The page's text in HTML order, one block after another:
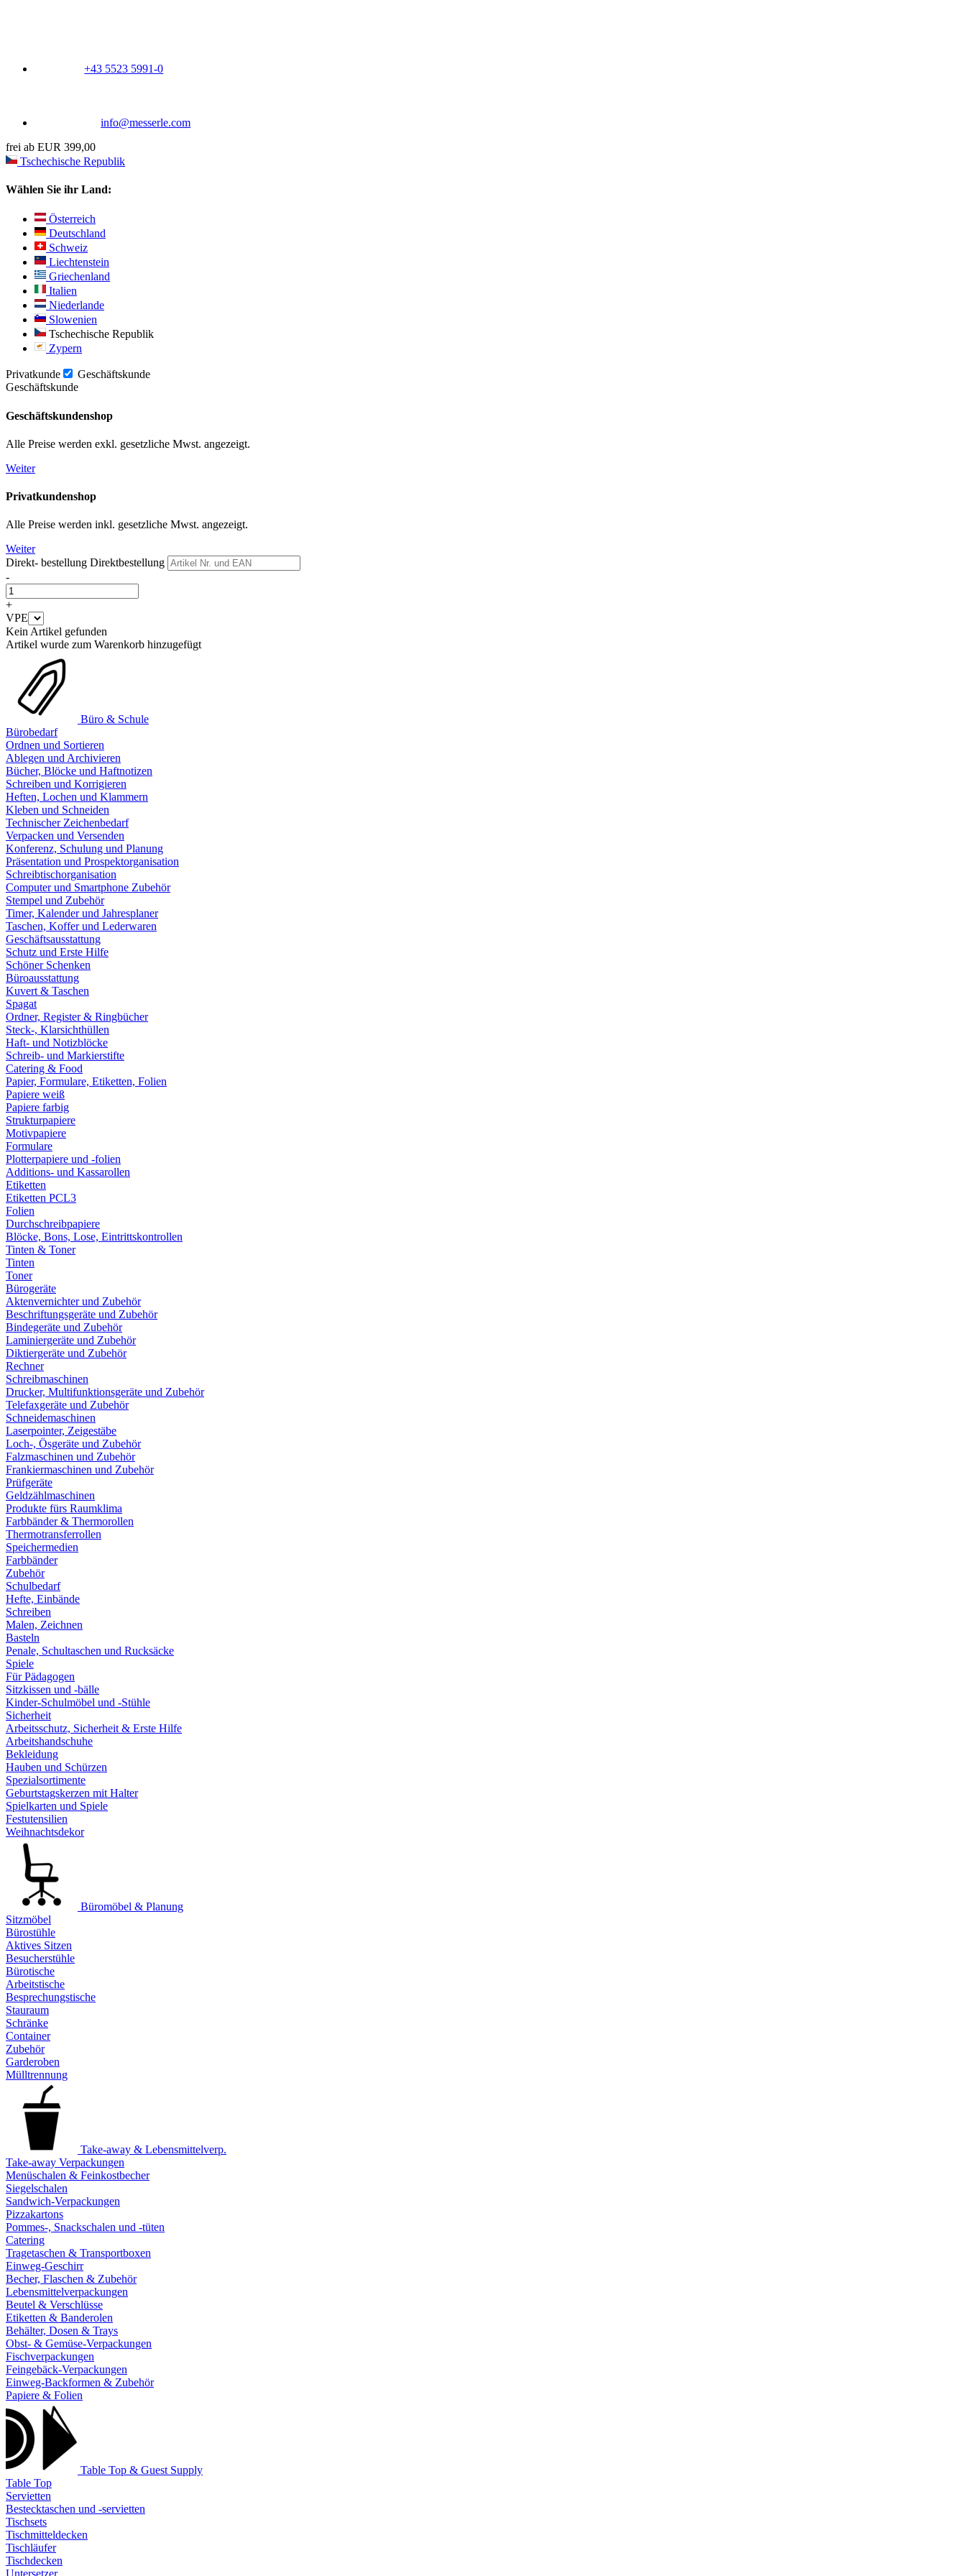
+43 5523 5991-0
info@messerle.com
frei ab EUR 399,00
Tschechische Republik
Wählen Sie ihr Land:
Österreich
Deutschland
Schweiz
Liechtenstein
Griechenland
Italien
Niederlande
Slowenien
Tschechische Republik
Zypern
Privatkunde
Geschäftskunde
Geschäftskunde
Geschäftskundenshop
Alle Preise werden exkl. gesetzliche Mwst. angezeigt.
Weiter
Privatkundenshop
Alle Preise werden inkl. gesetzliche Mwst. angezeigt.
Weiter
Direkt- bestellung Direktbestellung
-
+
VPE
Kein Artikel gefunden
Artikel wurde zum Warenkorb hinzugefügt
Büro & Schule
Bürobedarf
Ordnen und Sortieren
Ablegen und Archivieren
Bücher, Blöcke und Haftnotizen
Schreiben und Korrigieren
Heften, Lochen und Klammern
Kleben und Schneiden
Technischer Zeichenbedarf
Verpacken und Versenden
Konferenz, Schulung und Planung
Präsentation und Prospektorganisation
Schreibtischorganisation
Computer und Smartphone Zubehör
Stempel und Zubehör
Timer, Kalender und Jahresplaner
Taschen, Koffer und Lederwaren
Geschäftsausstattung
Schutz und Erste Hilfe
Schöner Schenken
Büroausstattung
Kuvert & Taschen
Spagat
Ordner, Register & Ringbücher
Steck-, Klarsichthüllen
Haft- und Notizblöcke
Schreib- und Markierstifte
Catering & Food
Papier, Formulare, Etiketten, Folien
Papiere weiß
Papiere farbig
Strukturpapiere
Motivpapiere
Formulare
Plotterpapiere und -folien
Additions- und Kassarollen
Etiketten
Etiketten PCL3
Folien
Durchschreibpapiere
Blöcke, Bons, Lose, Eintrittskontrollen
Tinten & Toner
Tinten
Toner
Bürogeräte
Aktenvernichter und Zubehör
Beschriftungsgeräte und Zubehör
Bindegeräte und Zubehör
Laminiergeräte und Zubehör
Diktiergeräte und Zubehör
Rechner
Schreibmaschinen
Drucker, Multifunktionsgeräte und Zubehör
Telefaxgeräte und Zubehör
Schneidemaschinen
Laserpointer, Zeigestäbe
Loch-, Ösgeräte und Zubehör
Falzmaschinen und Zubehör
Frankiermaschinen und Zubehör
Prüfgeräte
Geldzählmaschinen
Produkte fürs Raumklima
Farbbänder & Thermorollen
Thermotransferrollen
Speichermedien
Farbbänder
Zubehör
Schulbedarf
Hefte, Einbände
Schreiben
Malen, Zeichnen
Basteln
Penale, Schultaschen und Rucksäcke
Spiele
Für Pädagogen
Sitzkissen und -bälle
Kinder-Schulmöbel und -Stühle
Sicherheit
Arbeitsschutz, Sicherheit & Erste Hilfe
Arbeitshandschuhe
Bekleidung
Hauben und Schürzen
Spezialsortimente
Geburtstagskerzen mit Halter
Spielkarten und Spiele
Festutensilien
Weihnachtsdekor
Büromöbel & Planung
Sitzmöbel
Bürostühle
Aktives Sitzen
Besucherstühle
Bürotische
Arbeitstische
Besprechungstische
Stauraum
Schränke
Container
Zubehör
Garderoben
Mülltrennung
Take-away & Lebensmittelverp.
Take-away Verpackungen
Menüschalen & Feinkostbecher
Siegelschalen
Sandwich-Verpackungen
Pizzakartons
Pommes-, Snackschalen und -tüten
Catering
Tragetaschen & Transportboxen
Einweg-Geschirr
Becher, Flaschen & Zubehör
Lebensmittelverpackungen
Beutel & Verschlüsse
Etiketten & Banderolen
Behälter, Dosen & Trays
Obst- & Gemüse-Verpackungen
Fischverpackungen
Feingebäck-Verpackungen
Einweg-Backformen & Zubehör
Papiere & Folien
Table Top & Guest Supply
Table Top
Servietten
Bestecktaschen und -servietten
Tischsets
Tischmitteldecken
Tischläufer
Tischdecken